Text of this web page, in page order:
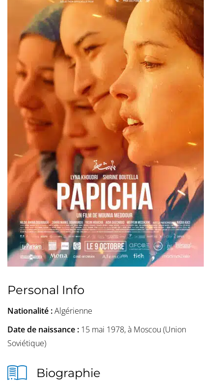
Personal Info
Nationalité :Algérienne
Date de naissance : 15 mai 1978, à Moscou (Union
Soviétique)
Biographie